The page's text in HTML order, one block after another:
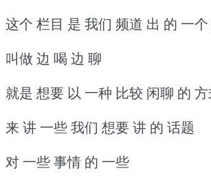
这个 栏目 是 我们 频道 出 的 一个
叫做 边 喝 边 聊
就是 想要 以 一种 比较 闲聊 的
来 讲 一些 我们 想要 讲 的 话题
对 一些 事情 的 一些